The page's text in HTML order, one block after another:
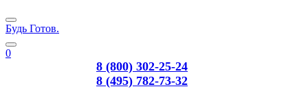
Будь Готов.
0
8 (800) 302-25-24
8 (495) 782-73-32